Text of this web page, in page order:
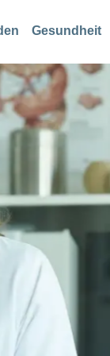
Gesundheit